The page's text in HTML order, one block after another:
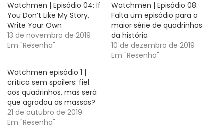
Watchmen | Episódio 04: If
You Don’t Like My Story,
Write Your Own
13 de novembro de 2019
Em "Resenha"
Watchmen | Episódio 08:
Falta um episódio para a
maior série de quadrinhos
da história
10 de dezembro de 2019
Em "Resenha"
Watchmen episódio 1 |
crítica sem spoilers: fiel
aos quadrinhos, mas será
que agradou as massas?
21 de outubro de 2019
Em "Resenha"